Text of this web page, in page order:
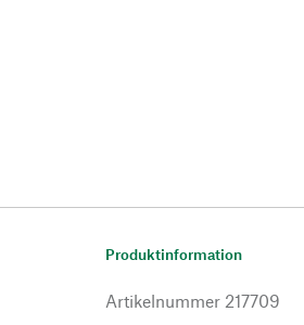
Produktinformation
Artikelnummer 217709